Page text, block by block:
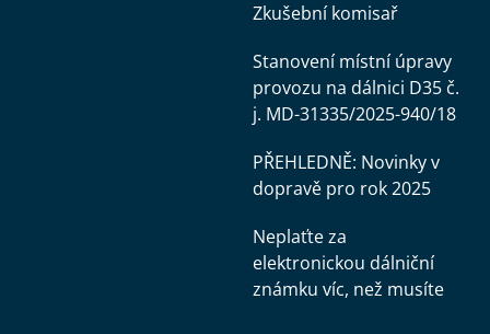
Zkušební komisař
Stanovení místní úpravy
provozu na dálnici D35 č.
j. MD-31335/2025-940/18
PŘEHLEDNĚ: Novinky v
dopravě pro rok 2025
Neplaťte za
elektronickou dálniční
známku víc, než musíte